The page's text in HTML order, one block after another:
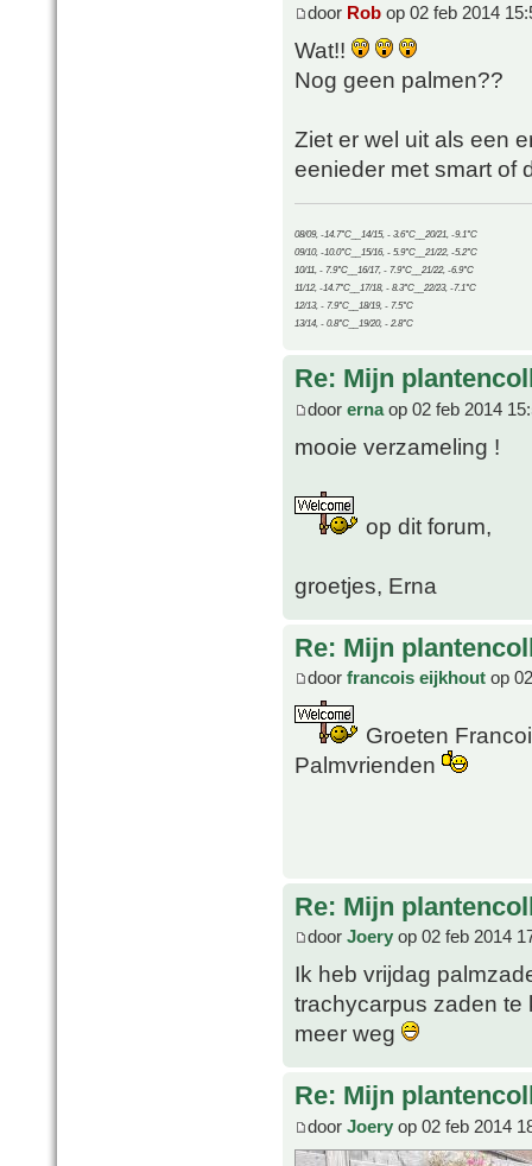
door Rob op 02 feb 2014
Wat!!
Nog geen palmen??
Ziet er wel uit als een
eenieder met smart of
08/09, -14.7°C__14/15, - 3.6°C__20/21, -9.1°C
09/10, -10.0°C__15/16, - 5.9°C__21/22, -5.2°C
10/11, - 7.9°C__16/17, - 7.9°C__21/22, -6.9°C
11/12, -14.7°C__17/18, - 8.3°C__22/23, -7.1°C
12/13, - 7.9°C__18/19, - 7.5°C
13/14, - 0.8°C__19/20, - 2.8°C
Re: Mijn
door ernaop 02 feb 2014
mooie verzameling !
op dit forum,
groetjes, Erna
Re: Mijn
door francois eijkhout op
Groeten
Palmvrienden
Re: Mijn
door Joery op 02 feb 2014
Ik heb vrijdag
trachycarpus zaden te
meer weg
Re: Mijn
door Joery op 02 feb 2014